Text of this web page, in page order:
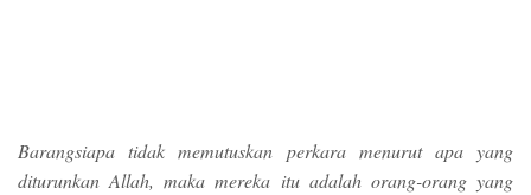
Barangsiapa tidak memutuskan perkara menurut apa yang
diturunkan Allah, maka mereka itu adalah orang-orang yang